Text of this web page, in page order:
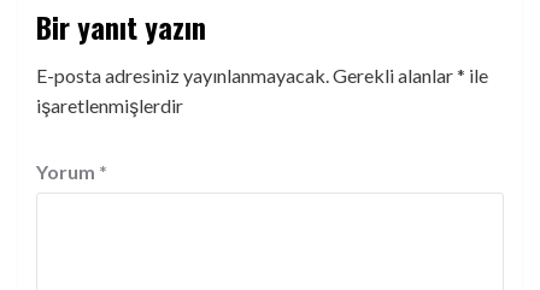
Bir yanıt yazın
E-posta adresiniz yayınlanmayacak.Gerekli alanlar* ile
işaretlenmişlerdir
Yorum *